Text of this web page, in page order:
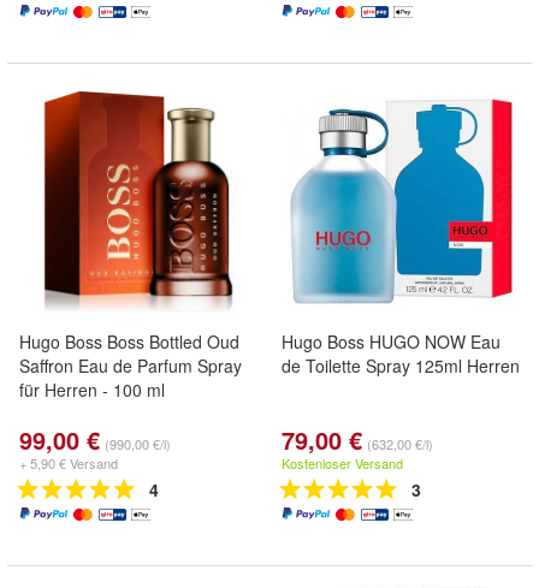
Hugo Boss Boss Bottled Oud
Saffron Eau de Parfum Spray
für Herren - 100 ml
99,00 € (990,00 €/l)
+ 5,90 € Versand
4
Hugo Boss HUGO NOW Eau
de Toilette Spray 125ml Herren
79,00 € (632,00 €/l)
Kostenloser Versand
3